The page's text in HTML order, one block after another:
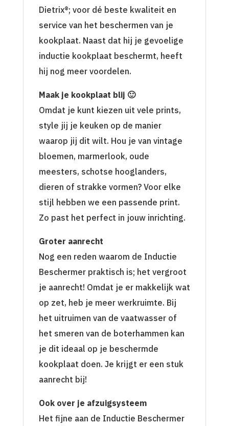
Dietrix®; voor dé beste kwaliteit en
service van het beschermen van je
kookplaat. Naast dat hij je gevoelige
inductie kookplaat beschermt, heeft
hij nog meer voordelen.
Maak je kookplaat blij 🙂
Omdat je kunt kiezen uit vele prints,
style jij je keuken op de manier
waarop jij dit wilt. Hou je van vintage
bloemen, marmerlook, oude
meesters, schotse hooglanders,
dieren of strakke vormen? Voor elke
stijl hebben we een passende print.
Zo past het perfect in jouw inrichting.
Groter aanrecht
Nog een reden waarom de Inductie
Beschermer praktisch is; het vergroot
je aanrecht! Omdat je er makkelijk wat
op zet, heb je meer werkruimte. Bij
het uitruimen van de vaatwasser of
het smeren van de boterhammen kan
je dit ideaal op je beschermde
kookplaat doen. Je krijgt er een stuk
aanrecht bij!
Ook over je afzuigsysteem
Het fijne aan de Inductie Beschermer